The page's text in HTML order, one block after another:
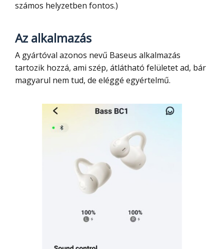
számos helyzetben fontos.)
Az alkalmazás
A gyártóval azonos nevű Baseus alkalmazás
tartozik hozzá, ami szép, átlátható felületet ad, bár
magyarul nem tud, de eléggé egyértelmű.